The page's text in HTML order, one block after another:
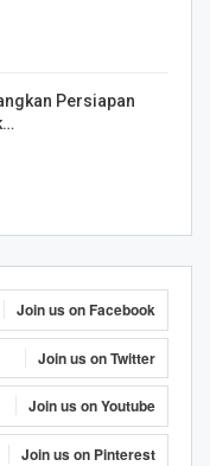
Persiapan
Join us on Facebook
Join us on Twitter
Join us on Youtube
Join us on Pinterest